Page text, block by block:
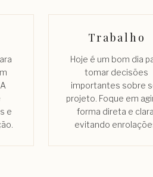
e
Trabalho
Hoje é um bom dia
tomar decisões
importantes sobre
projeto. Foque em
forma direta e
evitando